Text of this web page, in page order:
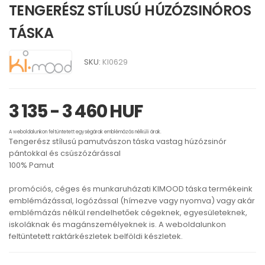
TENGERÉSZ STÍLUSÚ HÚZÓZSINÓROS
TÁSKA
SKU: KI0629
3 135 - 3 460 HUF
A weboldalunkon feltüntetett egységárak emblémázás nélküli árak.
Tengerész stílusú pamutvászon táska vastag húzózsinór
pántokkal és csúszózárással
100% Pamut
promóciós, céges és munkaruházati KIMOOD táska termékeink
emblémázással, logózással (hímezve vagy nyomva) vagy akár
emblémázás nélkül rendelhetőek cégeknek, egyesületeknek,
iskoláknak és magánszemélyeknek is. A weboldalunkon
feltüntetett raktárkészletek belföldi készletek.